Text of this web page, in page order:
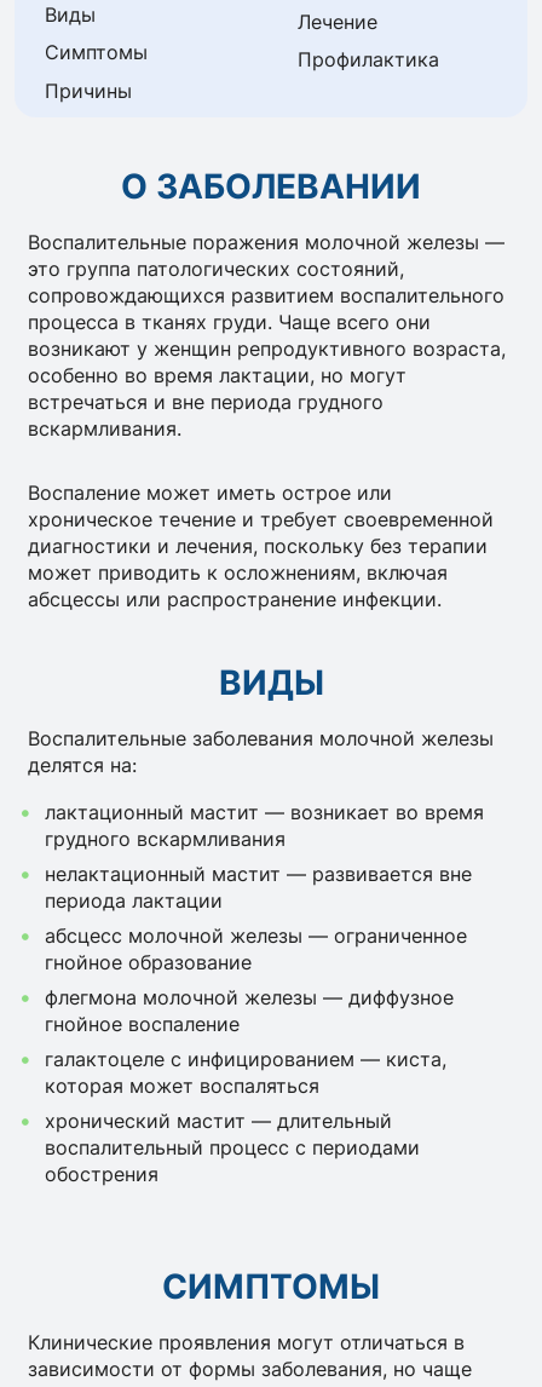
Виды
Симптомы
Причины
Лечение
Профилактика
О ЗАБОЛЕВАНИИ
Воспалительные поражения молочной железы —
это группа патологических состояний,
сопровождающихся развитием воспалительного
процесса в тканях груди. Чаще всего они
возникают у женщин репродуктивного возраста,
особенно во время лактации, но могут
встречаться и вне периода грудного
вскармливания.
Воспаление может иметь острое или
хроническое течение и требует своевременной
диагностики и лечения, поскольку без терапии
может приводить к осложнениям, включая
абсцессы или распространение инфекции.
ВИДЫ
Воспалительные заболевания молочной железы
делятся на:
лактационный мастит — возникает во время
грудного вскармливания
нелактационный мастит — развивается вне
периода лактации
абсцесс молочной железы — ограниченное
гнойное образование
флегмона молочной железы — диффузное
гнойное воспаление
галактоцеле с инфицированием — киста,
которая может воспаляться
хронический мастит — длительный
воспалительный процесс с периодами
обострения
СИМПТОМЫ
Клинические проявления могут отличаться в
зависимости от формы заболевания, но чаще